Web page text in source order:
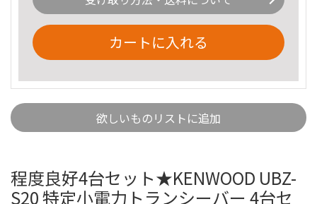
カートに入れる
欲しいものリストに追加
程度良好4台セット★KENWOOD UBZ-
S20 特定小電力トランシーバー 4台セ